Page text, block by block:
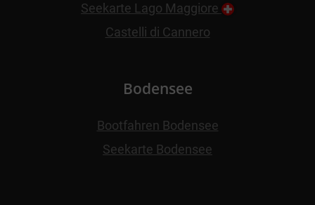
Seekarte Lago Maggiore
Castelli di Cannero
Bodensee
Bootfahren Bodensee
Seekarte Bodensee